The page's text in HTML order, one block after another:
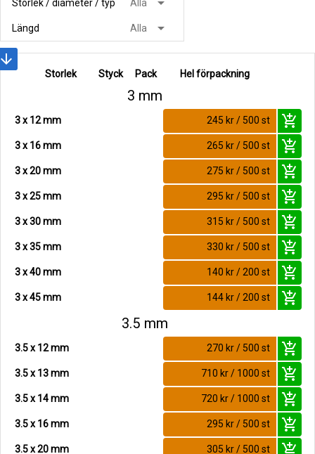
Storlek / diameter / typ Alla
Längd Alla
arrow_drop_down
Storlek Styck Pack Hel förpackning
3 mm
3 x 12 mm 245 kr / 500 st add_shopping_cart
3 x 16 mm 265 kr / 500 st add_shopping_cart
3 x 20 mm 275 kr / 500 st add_shopping_cart
3 x 25 mm 295 kr / 500 st add_shopping_cart
3 x 30 mm 315 kr / 500 st add_shopping_cart
3 x 35 mm 330 kr / 500 st add_shopping_cart
3 x 40 mm 140 kr / 200 st add_shopping_cart
3 x 45 mm 144 kr / 200 st
add_shopping_cart
3.5 mm
3.5 x 12 mm 270 kr / 500 st add_shopping_cart
3.5 x 13 mm 710 kr / 1000 st add_shopping_cart
3.5 x 14 mm 720 kr / 1000 st add_shopping_cart
3.5 x 16 mm 295 kr / 500 st add_shopping_cart
3.5 x 20 mm 305 kr / 500 st add_shopping_cart